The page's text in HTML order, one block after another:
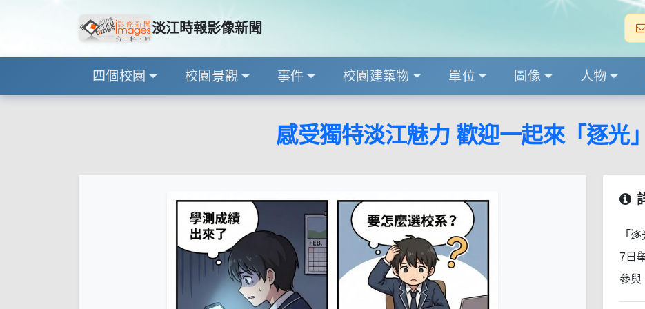
淡江時報影像新聞
四個校園 校園景觀 事件 校園建築物 單位 圖像 人物
感受獨特淡江魅力 歡迎一起來「逐光」
「
7日
參與